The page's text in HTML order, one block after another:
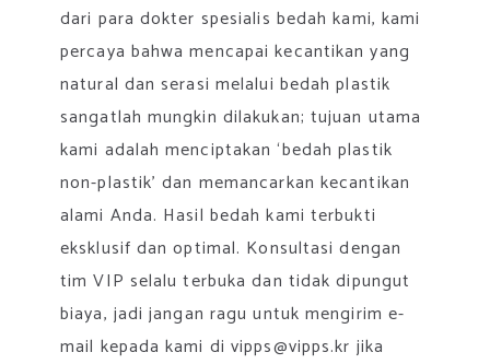
dari para dokter spesialis bedah kami, kami
percaya bahwa mencapai kecantikan yang
natural dan serasi melalui bedah plastik
sangatlah mungkin dilakukan; tujuan utama
kami adalah menciptakan ‘bedah plastik
non-plastik’ dan memancarkan kecantikan
alami Anda. Hasil bedah kami terbukti
eksklusif dan optimal. Konsultasi dengan
tim VIP selalu terbuka dan tidak dipungut
biaya, jadi jangan ragu untuk mengirim e-
mail kepada kami divipps@vipps.kr jika